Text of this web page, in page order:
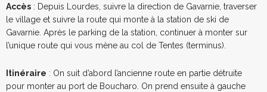
Accès : Depuis Lourdes, suivre la direction de Gavarnie, traverser
le village et suivre la route qui monte à la station de ski de
Gavarnie. Après le parking de la station, continuer à monter sur
l’unique route qui vous mène au col de Tentes (terminus).
Itinéraire : On suit d’abord l’ancienne route en partie détruite
pour monter au port de Boucharo. On prend ensuite à gauche